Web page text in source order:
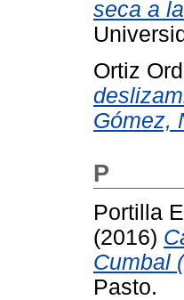
seca a
Ortiz
Gómez,
P
Portilla
(2016)
Cumbal
Pasto.